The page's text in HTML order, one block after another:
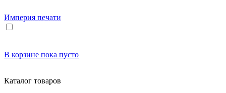
Империя печати
В корзине пока пусто
Каталог товаров